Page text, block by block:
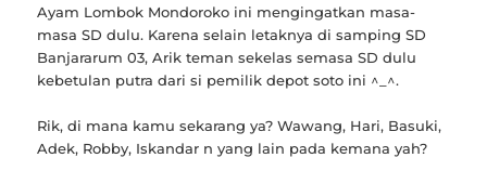
Ayam Lombok Mondoroko ini mengingatkan masa-
masa SD dulu. Karena selain letaknya di samping SD
Banjararum 03, Arik teman sekelas semasa SD dulu
kebetulan putra dari si pemilik depot soto ini ^_^.
Rik, di mana kamu sekarang ya? Wawang, Hari, Basuki,
Adek, Robby, Iskandar n yang lain pada kemana yah?